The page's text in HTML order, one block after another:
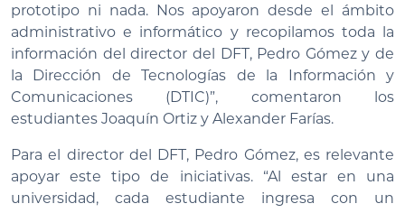
prototipo ni nada. Nos apoyaron desde el ámbito
administrativo e informático y recopilamos toda la
información del director del DFT, Pedro Gómez y de
la Dirección de Tecnologías de la Información y
Comunicaciones (DTIC)”, comentaron los
estudiantes Joaquín Ortiz y Alexander Farías.
Para el director del DFT, Pedro Gómez, es relevante
apoyar este tipo de iniciativas. “Al estar en una
universidad, cada estudiante ingresa con un